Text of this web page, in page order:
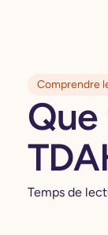
Comprendre
Que
Temps de